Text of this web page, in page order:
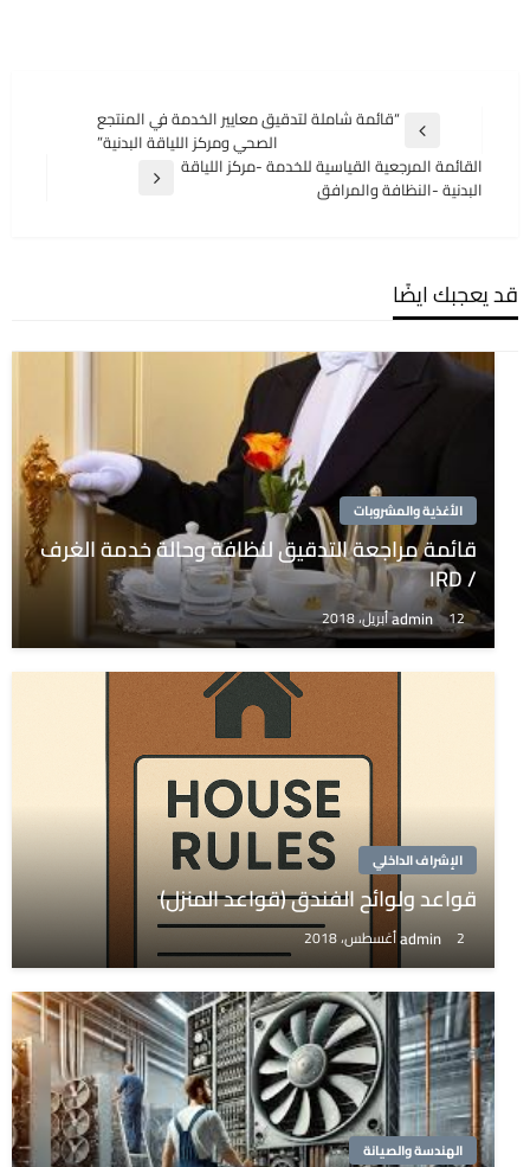
المقالات
المقالة
السابقة
“قائمة شاملة لتدقيق معايير الخدمة في المنتجع
الصحي ومركز اللياقة البدنية”
المقالة
القائمة المرجعية القياسية للخدمة -مركز اللياقة
البدنية -النظافة والمرافق
قد يعجبك ايضًا
الأغذية والمشروبات
قائمة مراجعة التدقيق لنظافة وحالة خدمة الغرف
/ IRD
admin 12 أبريل، 2018
الإشراف الداخلي
قواعد ولوائح الفندق (قواعد المنزل)
admin 2 أغسطس، 2018
الهندسة والصيانة